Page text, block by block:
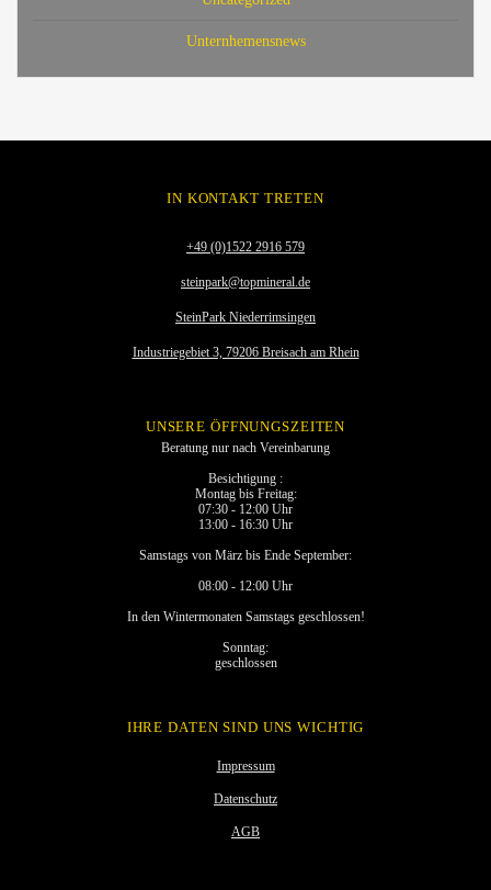
Unternhemensnews
IN KONTAKT TRETEN
+49 (0)1522 2916 579
steinpark@topmineral.de
SteinPark Niederrimsingen
Industriegebiet 3, 79206 Breisach am Rhein
UNSERE ÖFFNUNGSZEITEN
Beratung nur nach Vereinbarung
Besichtigung :
Montag bis Freitag:
07:30 - 12:00 Uhr
13:00 - 16:30 Uhr
Samstags von März bis Ende September:
08:00 - 12:00 Uhr
In den Wintermonaten Samstags geschlossen!
Sonntag:
geschlossen
IHRE DATEN SIND UNS WICHTIG
Impressum
Datenschutz
AGB